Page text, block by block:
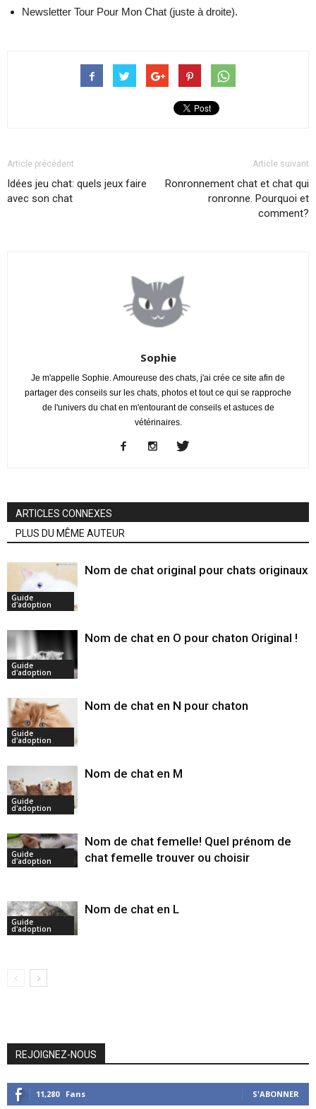
Newsletter Tour Pour Mon Chat (juste à droite).
Article précédent
Idées jeu chat: quels jeux faire
avec son chat
Article suivant
Ronronnement chat et chat qui
ronronne. Pourquoi et
comment?
Sophie
Je m'appelle Sophie. Amoureuse des chats, j'ai crée ce site afin de
partager des conseils sur les chats, photos et tout ce qui se rapproche
de l'univers du chat en m'entourant de conseils et astuces de
vétérinaires.
ARTICLES CONNEXES
PLUS DU MÊME AUTEUR
Guide
d'adoption
Nom de chat original pour chats originaux
Guide
d'adoption
Nom de chat en O pour chaton Original !
Guide
d'adoption
Nom de chat en N pour chaton
Guide
d'adoption
Nom de chat en M
Guide
d'adoption
Nom de chat femelle! Quel prénom de
chat femelle trouver ou choisir
Guide
d'adoption
Nom de chat en L
REJOIGNEZ-NOUS
11,280 Fans S'ABONNER